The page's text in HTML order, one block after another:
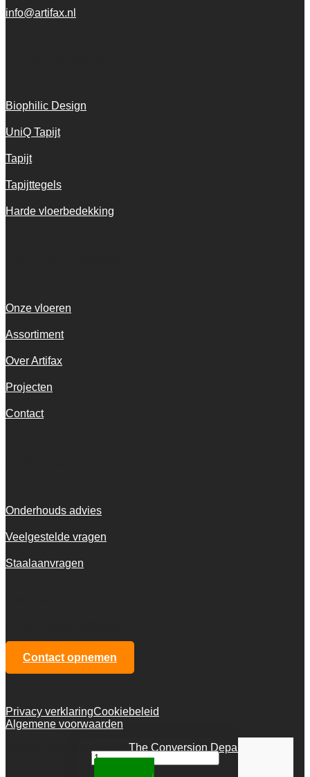
Recreation
ArtisticToevoegen
info@artifax.nl
Biophilic Design
UniQ Tapijt
Tapijt
Tapijttegels
Harde vloerbedekking
Onze vloeren
Assortiment
Over Artifax
Projecten
Contact
Onderhouds advies
Veelgestelde vragen
Staalaanvragen
Contact opnemen
Privacy verklaringCookiebeleid
Algemene voorwaarden
The Conversion Department